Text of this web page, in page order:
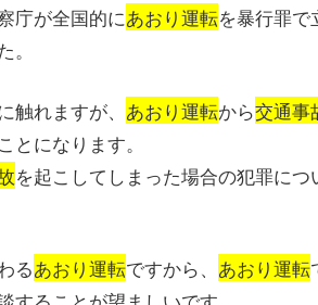
庁が全国的にあおり運転を暴行罪で
触れますが、 あおり運転から交通事
になります。
を起こしてしまった場合の犯罪につ
るあおり運転ですから、 あおり運転